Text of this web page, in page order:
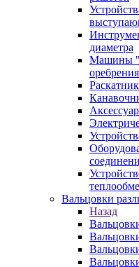
диаметра
Машины
Вальцовки
Назад